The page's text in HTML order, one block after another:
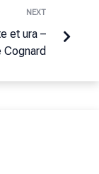
NEXT
et ura –
Cognard